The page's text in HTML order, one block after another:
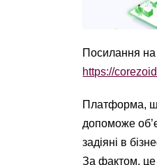
Посилання на
https://
Платформа,
допоможе
задіяні в
За фактом,